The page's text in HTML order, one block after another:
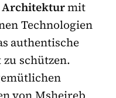
Architekturmit
Technologien
authentische
schützen.